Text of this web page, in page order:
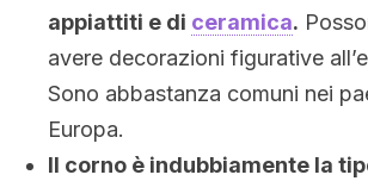
appiattiti e di ceramica.
avere decorazioni figurative
Sono abbastanza comuni nei
Europa.
Il corno è indubbiamente la